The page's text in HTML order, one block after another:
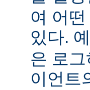
여 어
있다.
은 로
이언트